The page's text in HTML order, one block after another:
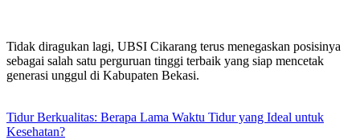
Tidak diragukan lagi, UBSI Cikarang terus menegaskan posisinya
sebagai salah satu perguruan tinggi terbaik yang siap mencetak
generasi unggul di Kabupaten Bekasi.
Tidur Berkualitas: Berapa Lama Waktu Tidur yang Ideal untuk
Kesehatan?